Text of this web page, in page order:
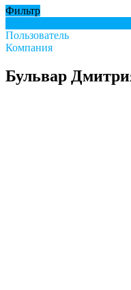
Фильтр
Пользователь
Компания
Бульвар